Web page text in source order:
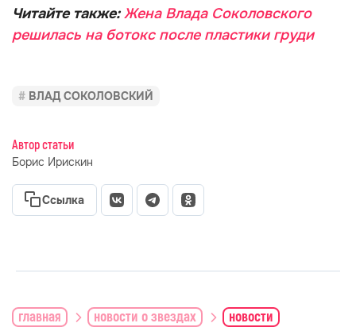
Читайте также:Жена Влада Соколовского
решилась на ботокс после пластики груди
ВЛАД СОКОЛОВСКИЙ
Автор статьи
Борис Ирискин
Ссылка
главная новости о звездах новости